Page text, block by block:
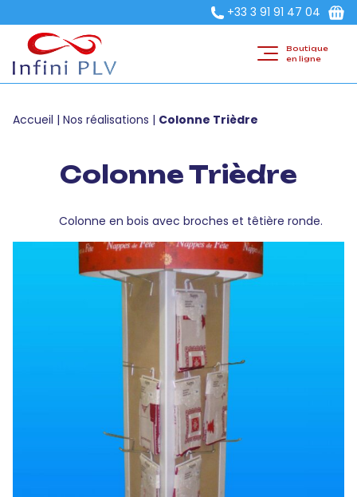
+33 3 91 91 47 04
Boutique
en ligne
Accueil | Nos réalisations | Colonne Trièdre
Colonne Trièdre
Colonne en bois avec broches et têtière ronde.